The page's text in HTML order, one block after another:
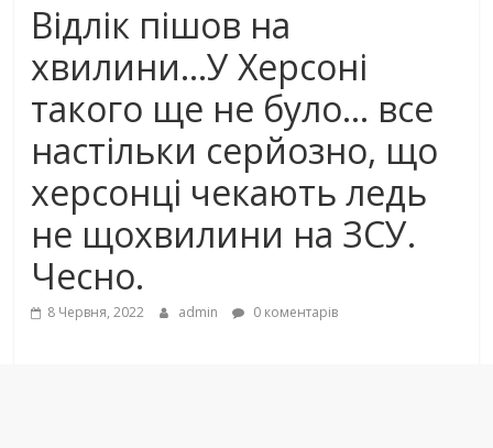
Відлік пішов на
хвилини…У Херсоні
такого ще не було… все
настільки серйозно, що
херсонці чекають ледь
не щохвилини на ЗСУ.
Чесно.
8 Червня, 2022 admin 0 коментарів